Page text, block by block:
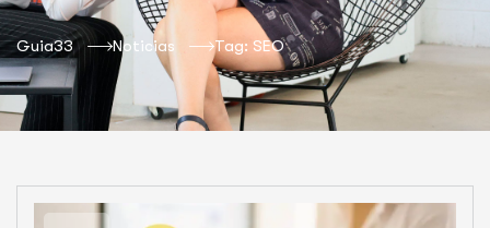
Guia33 Noticias Tag: SEO